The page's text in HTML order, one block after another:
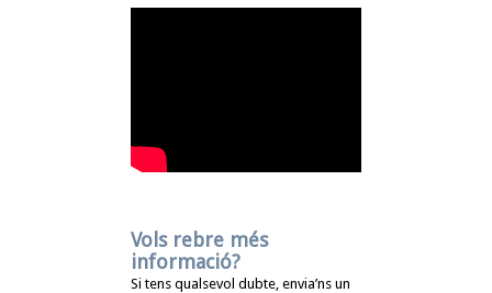
Vols rebre més
informació?
Si tens qualsevol dubte, envia’ns un